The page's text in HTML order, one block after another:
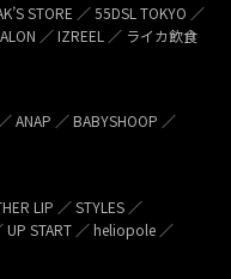
STORE ／ 55DSL TOKYO ／
／ IZREEL ／ ライカ飲食
ANAP ／ BABYSHOOP ／
LIP ／ STYLES ／
UP START ／ heliopole ／